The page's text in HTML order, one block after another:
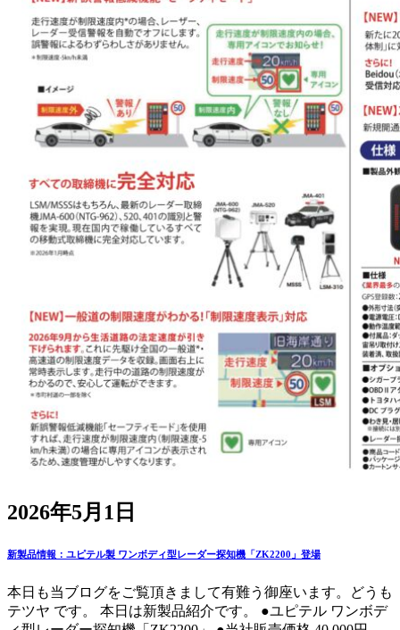
2026年5月1日
新製品情報：ユピテル製 ワンボディ型レーダー探知機「ZK2200」登場
本日も当ブログをご覧頂きまして有難う御座います。どうも
テツヤ です。 本日は新製品紹介です。 ●ユピテル ワンボデ